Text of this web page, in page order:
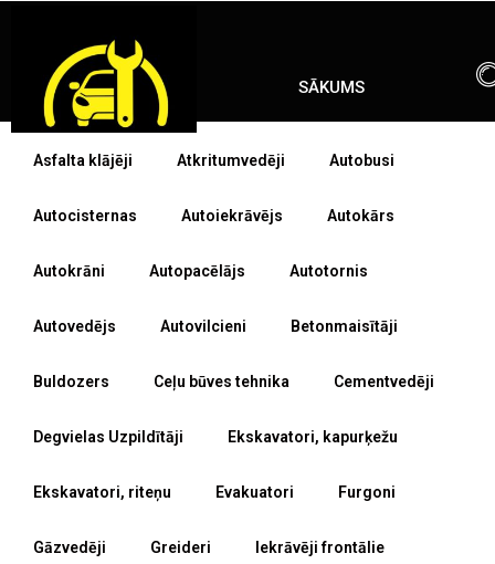
SĀKUMS
Asfalta klājēji Atkritumvedēji Autobusi
Autocisternas Autoiekrāvējs Autokārs
Autokrāni Autopacēlājs Autotornis
Autovedējs Autovilcieni Betonmaisītāji
Buldozers Ceļu būves tehnika Cementvedēji
Degvielas Uzpildītāji Ekskavatori, kapurķežu
Ekskavatori, riteņu Evakuatori Furgoni
Gāzvedēji Greideri Iekrāvēji frontālie